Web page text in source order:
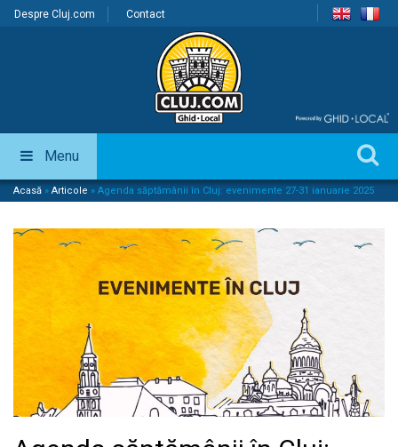
Despre Cluj.com Contact
Menu
Acasă » Articole » Agenda săptămânii în Cluj: evenimente 27-31 ianuarie 2025